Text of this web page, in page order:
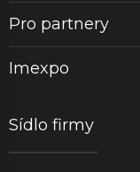
Pro partnery
Imexpo
Sídlo firmy